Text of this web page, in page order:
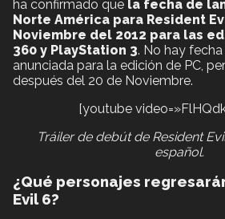
ha confirmado que la fecha de
Norte América para Resident
Noviembre del 2012 para las
360 y PlayStation 3. No hay
anunciada para la edición de PC,
después del 20 de Noviembre.
[youtube
Tráiler de debút de Resident
español.
¿Qué personajes
Evil 6?